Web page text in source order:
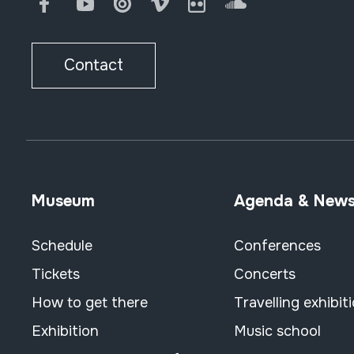
FacebookYoutubeIssuu Vimeo FlickrSoundCloud
Contact
Museum
Schedule
Tickets
How to get there
Exhibition
Agenda &
Conferences
Concerts
Travelling
Music school